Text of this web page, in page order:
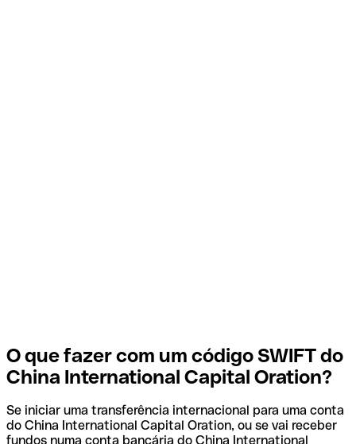
O que fazer com um código SWIFT do
China International Capital Oration?
Se iniciar uma transferência internacional para uma conta
do China International Capital Oration, ou se vai receber
fundos numa conta bancária do China International